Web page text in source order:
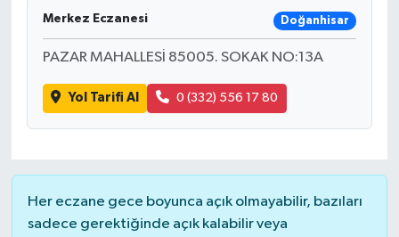
Merkez Eczanesi Doğanhisar
PAZAR MAHALLESİ 85005. SOKAK NO:13A
Yol Tarifi Al 0 (332) 556 17 80
Her eczane gece boyunca açık olmayabilir, bazıları
sadece gerektiğinde açık kalabilir veya